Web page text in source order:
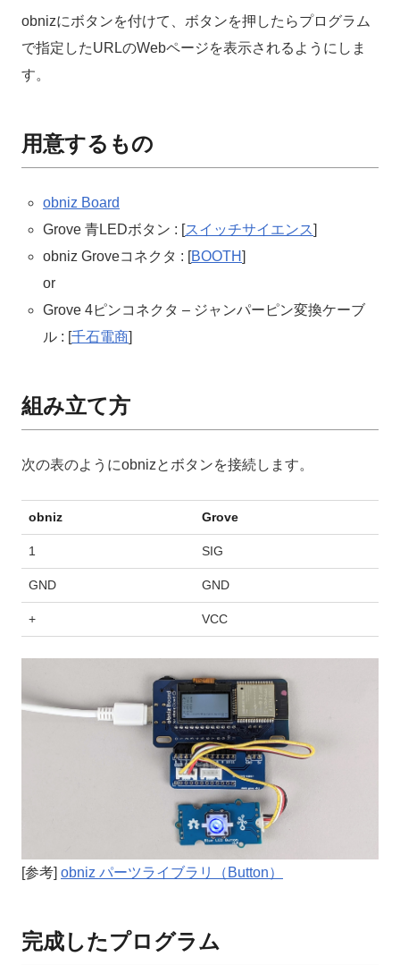
obnizにボタンを付けて、ボタンを押したらプログラム
で指定したURLのWebページを表示されるようにしま
す。
用意するもの
obniz Board
Grove 青LEDボタン : [ スイッチサイエンス
obniz Groveコネクタ : [
BOOTH
or
Grove 4ピンコネクタ – ジャンパーピン変換ケーブ
ル : [ 千石電商
組み立て方
次の表のようにobnizとボタンを接続します。
obniz Grove
1 SIG
GND GND
+ VCC
[参考] obniz パーツライブラリ（Button）
完成したプログラム